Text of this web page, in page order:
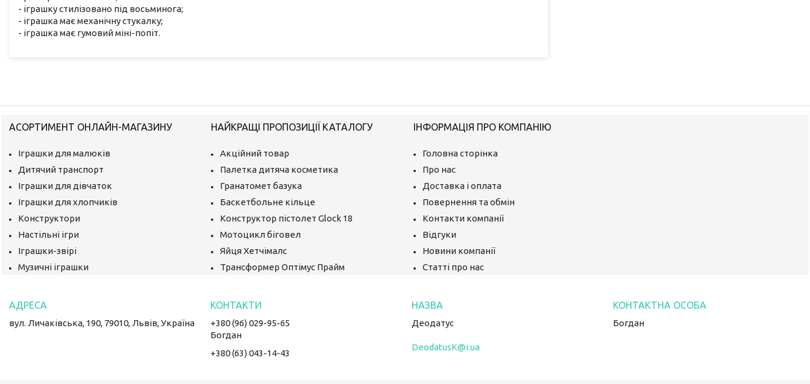
- іграшку стилізовано під восьминога;
- іграшка має механічну стукалку;
- іграшка має гумовий міні-попіт.
АСОРТИМЕНТ ОНЛАЙН-МАГАЗИНУ
Іграшки для малюків
Дитячий транспорт
Іграшки для дівчаток
Іграшки для хлопчиків
Конструктори
Настільні ігри
Іграшки-звірі
Музичні іграшки
НАЙКРАЩІ ПРОПОЗИЦІЇ КАТАЛОГУ
Акційний товар
Палетка дитяча косметика
Гранатомет базука
Баскетбольне кільце
Конструктор пістолет Glock 18
Мотоцикл біговел
Яйця Хетчімалс
Трансформер Оптімус Прайм
ІНФОРМАЦІЯ ПРО КОМПАНІЮ
Головна сторінка
Про нас
Доставка і оплата
Повернення та обмін
Контакти компанії
Відгуки
Новини компанії
Статті про нас
вул. Личаківська, 190, 79010, Львів, Україна
+380 (96) 029-95-65
Богдан
+380 (63) 043-14-43
Деодатус
DeodatusK@i.ua
Богдан